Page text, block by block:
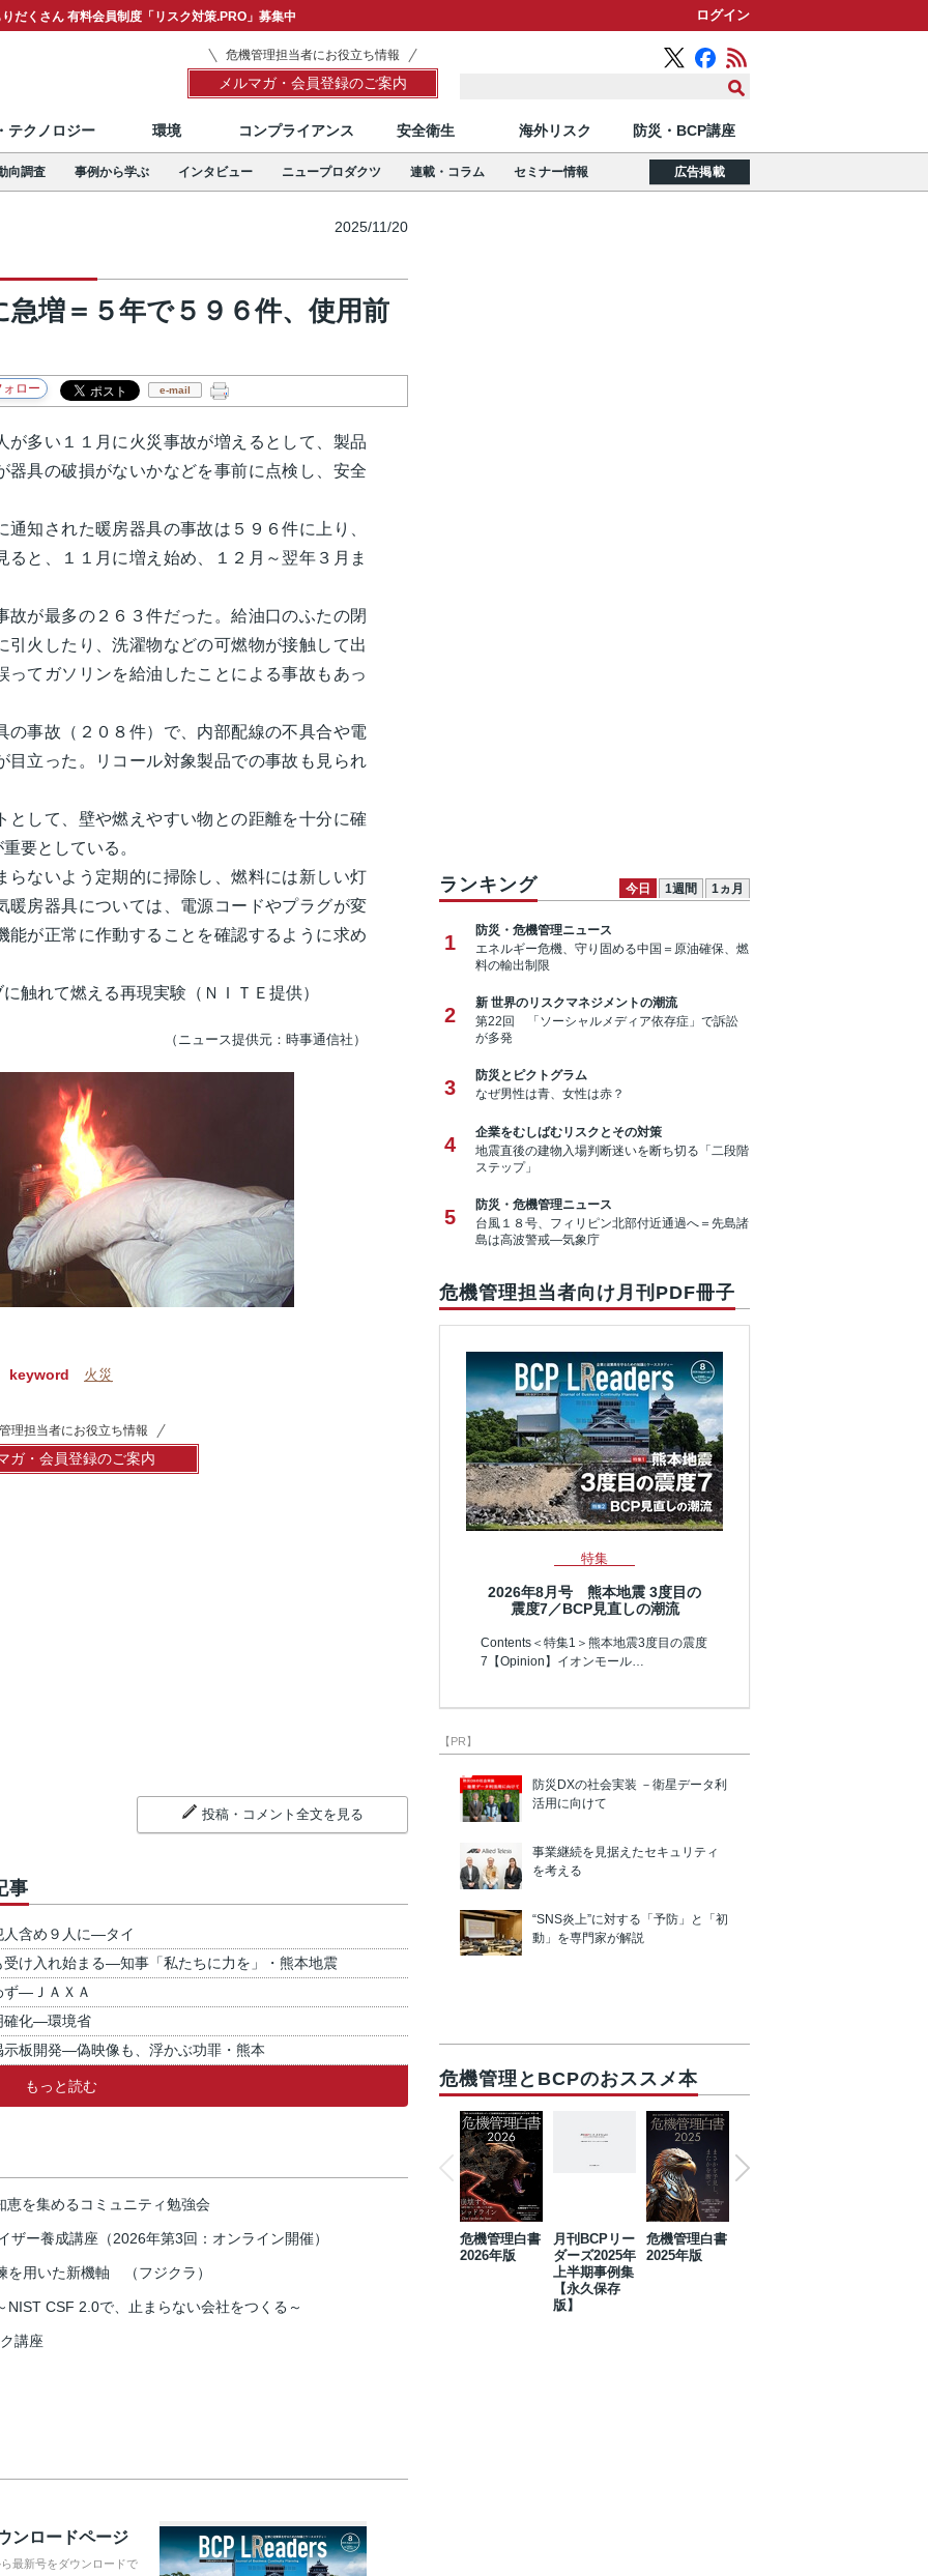
だくさん 有料会員制度「リスク対策.PRO」募集中 ログイン
危機管理担当者にお役立ち情報
メルマガ・会員登録のご案内
テクノロジー 環境 コンプライアンス 安全衛生 海外リスク 防災・BCP講座
向調査 事例から学ぶ インタビュー ニュープロダクツ 連載・コラム セミナー情報 広告掲載
2025/11/20
増＝５年で５９６件、使用前
e-mail
多い１１月に火災事故が増えるとして、製品
器具の破損がないかなどを事前に点検し、安全
知された暖房器具の事故は５９６件に上り、
と、１１月に増え始め、１２月～翌年３月ま
が最多の２６３件だった。給油口のふたの閉
引火したり、洗濯物などの可燃物が接触して出
ってガソリンを給油したことによる事故もあっ
事故（２０８件）で、内部配線の不具合や電
目立った。リコール対象製品での事故も見られ
して、壁や燃えやすい物との距離を十分に確
要としている。
ないよう定期的に掃除し、燃料には新しい灯
暖房器具については、電源コードやプラグが変
能が正常に作動することを確認するように求め
触れて燃える再現実験（ＮＩＴＥ提供）
（ニュース提供元：時事通信社）
keyword 火災
理担当者にお役立ち情報
ガ・会員登録のご案内
投稿・コメント全文を見る
事
人含め９人に―タイ
け入れ始まる―知事「私たちに力を」・熊本地震
ず―ＪＡＸＡ
確化―環境省
板開発―偽映像も、浮かぶ功罪・熊本
もっと読む
恵を集めるコミュニティ勉強会
ザー養成講座（2026年第3回：オンライン開催）
を用いた新機軸 （フジクラ）
CSF 2.0で、止まらない会社をつくる～
講座
ンロードページ
最新号をダウンロードで
ランキング 今日 1週間 1ヵ月
1
防災・危機管理ニュース
エネルギー危機、守り固める中国＝原油確保、燃
料の輸出制限
2
新 世界のリスクマネジメントの潮流
第22回 「ソーシャルメディア依存症」で訴訟
が多発
3
防災とピクトグラム
なぜ男性は青、女性は赤？
4
企業をむしばむリスクとその対策
地震直後の建物入場判断迷いを断ち切る「二段階
ステップ」
5
防災・危機管理ニュース
台風１８号、フィリピン北部付近通過へ＝先島諸
島は高波警戒―気象庁
危機管理担当者向け月刊PDF冊子
特集
2026年8月号 熊本地震 3度目の
震度7／BCP見直しの潮流
Contents＜特集1＞熊本地震3度目の震度
7【Opinion】イオンモール…
【PR】
防災DXの社会実装 －衛星データ利
活用に向けて
事業継続を見据えたセキュリティ
を考える
“SNS炎上”に対する「予防」と「初
動」を専門家が解説
危機管理とBCPのおススメ本
危機管理白書
2026年版
月刊BCPリー
ダーズ2025年
上半期事例集
【永久保存
版】
危機管理白書
2025年版